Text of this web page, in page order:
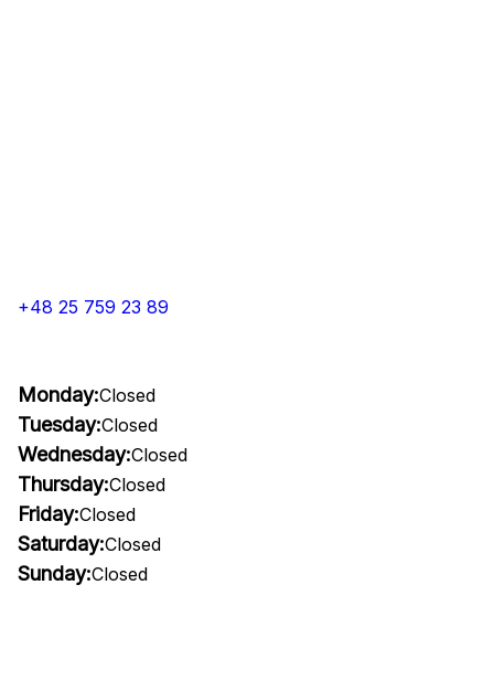
+48 25 759 23 89
Monday:Closed
Tuesday:Closed
Wednesday:Closed
Thursday:Closed
Friday:Closed
Saturday:Closed
Sunday:Closed